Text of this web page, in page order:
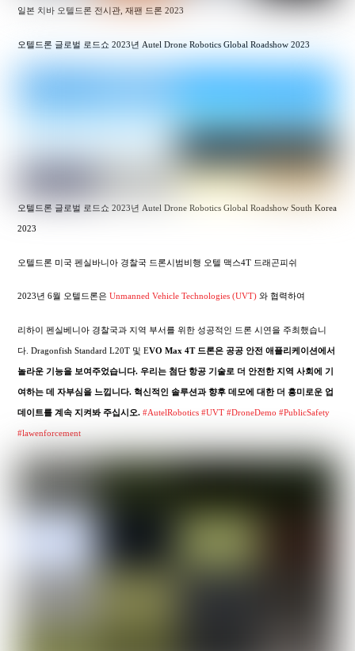
일본 치바 오텔드론 전시관, 재팬 드론 2023
오텔드론 글로벌 로드쇼 2023년 Autel Drone Robotics Global Roadshow 2023
오텔드론 글로벌 로드쇼 2023년 Autel Drone Robotics Global Roadshow South Korea
2023
오텔드론 미국 펜실바니아 경찰국 드론시범비행 오텔 맥스4T 드래곤피쉬
2023년 6월 오텔드론은Unmanned Vehicle Technologies (UVT) 와 협력하여
리하이 펜실베니아 경찰국과 지역 부서를 위한 성공적인 드론 시연을 주최했습니
다. Dragonfish Standard L20T 및 EVO Max 4T 드론은 공공 안전 애플리케이션에서
놀라운 기능을 보여주었습니다. 우리는 첨단 항공 기술로 더 안전한 지역 사회에 기
여하는 데 자부심을 느낍니다. 혁신적인 솔루션과 향후 데모에 대한 더 흥미로운 업
데이트를 계속 지켜봐 주십시오.#AutelRobotics #UVT #DroneDemo #PublicSafety
#lawenforcement